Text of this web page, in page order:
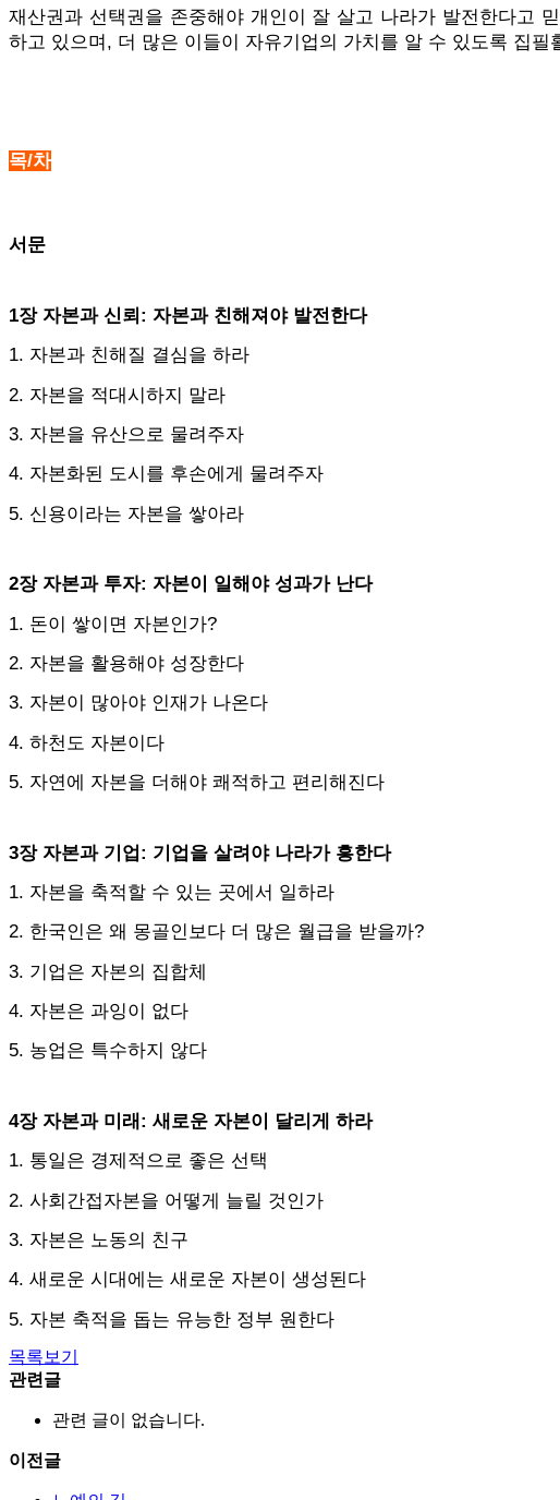
재산권과 선택권을 존중해야 개인이 잘 살고 나라가 발전한다고
하고 있으며, 더 많은 이들이 자유기업의 가치를 알 수 있도록 집
목/차
서문
1장 자본과 신뢰: 자본과 친해져야 발전한다
1. 자본과 친해질 결심을 하라
2. 자본을 적대시하지 말라
3. 자본을 유산으로 물려주자
4. 자본화된 도시를 후손에게 물려주자
5. 신용이라는 자본을 쌓아라
2장 자본과 투자: 자본이 일해야 성과가 난다
1. 돈이 쌓이면 자본인가?
2. 자본을 활용해야 성장한다
3. 자본이 많아야 인재가 나온다
4. 하천도 자본이다
5. 자연에 자본을 더해야 쾌적하고 편리해진다
3장 자본과 기업: 기업을 살려야 나라가 흥한다
1. 자본을 축적할 수 있는 곳에서 일하라
2. 한국인은 왜 몽골인보다 더 많은 월급을 받을까?
3. 기업은 자본의 집합체
4. 자본은 과잉이 없다
5. 농업은 특수하지 않다
4장 자본과 미래: 새로운 자본이 달리게 하라
1. 통일은 경제적으로 좋은 선택
2. 사회간접자본을 어떻게 늘릴 것인가
3. 자본은 노동의 친구
4. 새로운 시대에는 새로운 자본이 생성된다
5. 자본 축적을 돕는 유능한 정부 원한다
목록보기
관련글
관련 글이 없습니다.
이전글